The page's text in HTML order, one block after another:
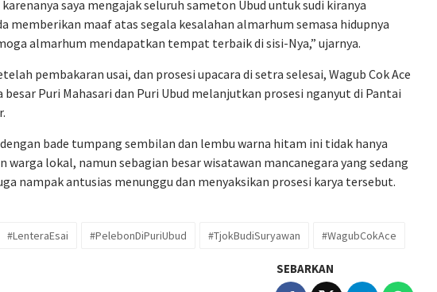
saya mengajak seluruh sameton Ubud untuk sudi kiranya
memberikan maaf atas segala kesalahan almarhum semasa hidupnya
almarhum mendapatkan tempat terbaik di sisi-Nya,” ujarnya.
pembakaran usai, dan prosesi upacara di setra selesai, Wagub Cok Ace
besar Puri Mahasari dan Puri Ubud melanjutkan prosesi nganyut di Pantai
bade tumpang sembilan dan lembu warna hitam ini tidak hanya
warga lokal, namun sebagian besar wisatawan mancanegara yang sedang
nampak antusias menunggu dan menyaksikan prosesi karya tersebut.
#LenteraEsai #PelebonDiPuriUbud #TjokBudiSuryawan #WagubCokAce
SEBARKAN